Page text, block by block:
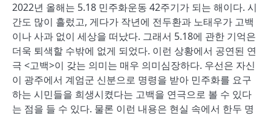
2022년 올해는 5.18 민주화운동 42주기가 되는 해이다. 시
간도 많이 흘렀고, 게다가 작년에 전두환과 노태우가 고백
이나 사과 없이 세상을 떠났다. 그래서 5.18에 관한 기억은
더욱 퇴색할 수밖에 없게 되었다. 이런 상황에서 공연된 연
극 <고백>이 갖는 의미는 매우 의미심장하다. 우선은 자신
이 광주에서 계엄군 신분으로 명령을 받아 민주화를 요구
하는 시민들을 희생시켰다는 고백을 연극으로 볼 수 있다
는 점을 들 수 있다. 물론 이런 내용은 현실 속에서 한두 명